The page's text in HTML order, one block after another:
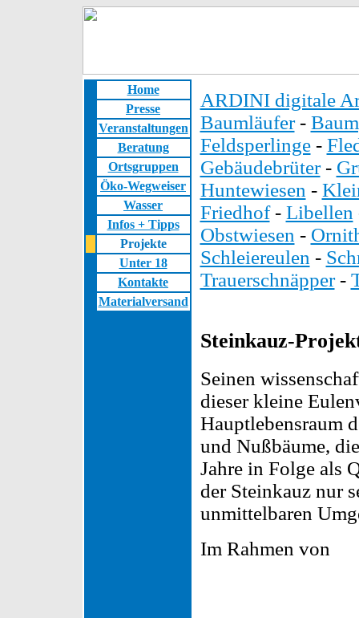
Home
Presse
Veranstaltungen
Beratung
Ortsgruppen
Öko-Wegweiser
Wasser
Infos + Tipps
Projekte
Unter 18
Kontakte
Materialversand
ARDINI digitale
Baumläufer-
Feldsperlinge-
Gebäudebrüter-
Huntewiesen -
Friedhof- Libellen
Obstwiesen -
Schleiereulen -
Trauerschnäpper-
Steinkauz-
Seinen
dieser kleine
Hauptlebensraum
und Nußbäume,
Jahre in Folge als
der Steinkauz nur
unmittelbaren
Im Rahmen von